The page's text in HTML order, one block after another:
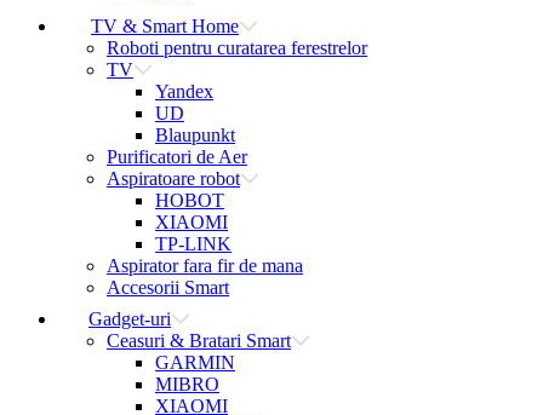
TV & Smart Home
Roboti pentru curatarea ferestrelor
TV
Yandex
UD
Blaupunkt
Purificatori de Aer
Aspiratoare robot
HOBOT
XIAOMI
TP-LINK
Aspirator fara fir de mana
Accesorii Smart
Gadget-uri
Ceasuri & Bratari Smart
GARMIN
MIBRO
XIAOMI